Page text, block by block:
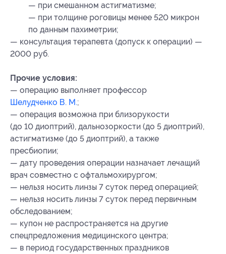
— при смешанном астигматизме;
— при толщине роговицы менее 520 микрон
по данным пахиметрии;
— консультация терапевта (допуск к операции) —
2000 руб.
Прочие условия:
— операцию выполняет профессор
Шелудченко В. М.;
— операция возможна при близорукости
(до 10 диоптрий), дальнозоркости (до 5 диоптрий),
астигматизме (до 5 диоптрий), а также
пресбиопии;
— дату проведения операции назначает лечащий
врач совместно с офтальмохирургом;
— нельзя носить линзы 7 суток перед операцией;
— нельзя носить линзы 7 суток перед первичным
обследованием;
— купон не распространяется на другие
спецпредложения медицинского центра;
— в период государственных праздников